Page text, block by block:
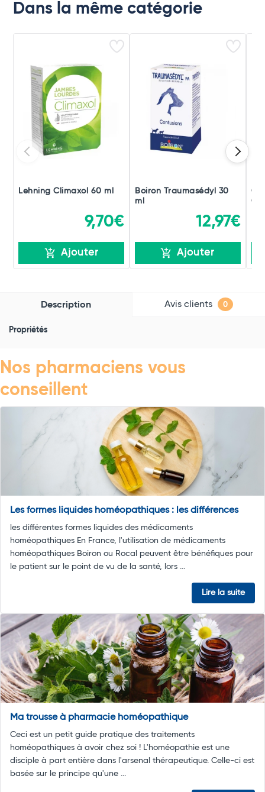
Dans la même catégorie
Lehning Climaxol 60 ml
9,70€
Ajouter
Boiron Traumasédyl 30
ml
12,97€
Ajouter
Description Avis clients 0
Propriétés
Nos pharmaciens vous
conseillent
Les formes liquides homéopathiques : les différences
les différentes formes liquides des médicaments
homéopathiques En France, l'utilisation de médicaments
homéopathiques Boiron ou Rocal peuvent être bénéfiques pour
le patient sur le point de vu de la santé, lors ...
Lire la suite
Ma trousse à pharmacie homéopathique
Ceci est un petit guide pratique des traitements
homéopathiques à avoir chez soi ! L'homéopathie est une
disciple à part entière dans l'arsenal thérapeutique. Celle-ci est
basée sur le principe qu'une ...